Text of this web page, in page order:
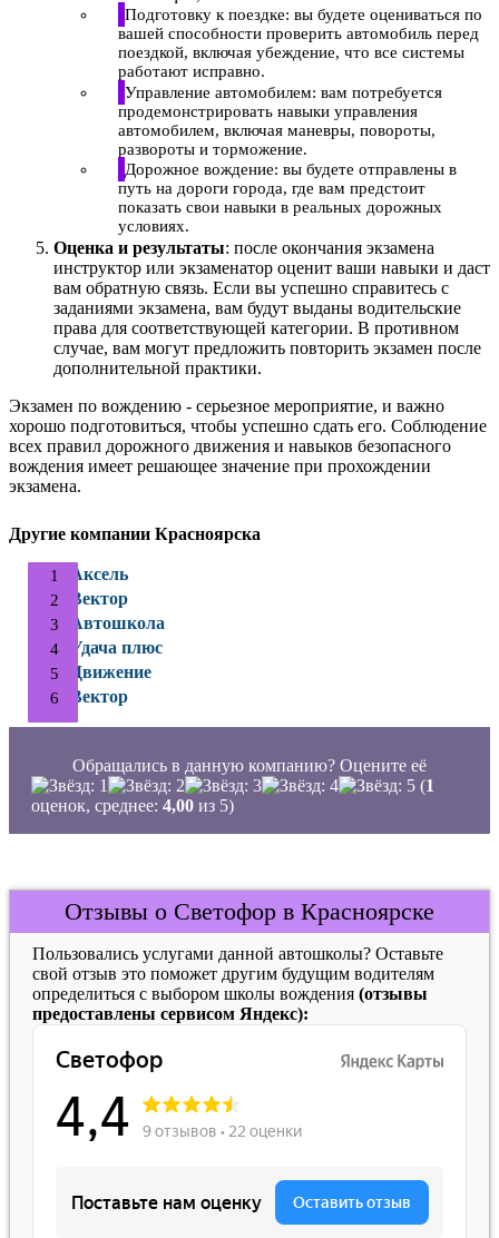
Подготовку к поездке: вы будете оцениваться по
вашей способности проверить автомобиль перед
поездкой, включая убеждение, что все системы
работают исправно.
Управление автомобилем: вам потребуется
продемонстрировать навыки управления
автомобилем, включая маневры, повороты,
развороты и торможение.
Дорожное вождение: вы будете отправлены в
путь на дороги города, где вам предстоит
показать свои навыки в реальных дорожных
условиях.
Оценка и результаты: после окончания экзамена
инструктор или экзаменатор оценит ваши навыки и даст
вам обратную связь. Если вы успешно справитесь с
заданиями экзамена, вам будут выданы водительские
права для соответствующей категории. В противном
случае, вам могут предложить повторить экзамен после
дополнительной практики.
Экзамен по вождению - серьезное мероприятие, и важно
хорошо подготовиться, чтобы успешно сдать его. Соблюдение
всех правил дорожного движения и навыков безопасного
вождения имеет решающее значение при прохождении
экзамена.
Другие компании Красноярска
Аксель
Вектор
Автошкола
Удача плюс
Движение
Вектор
Обращались в данную компанию? Оцените её
(1
оценок, среднее: 4,00 из 5)
Отзывы о Светофор в Красноярске
Пользовались услугами данной автошколы? Оставьте
свой отзыв это поможет другим будущим водителям
определиться с выбором школы вождения (отзывы
предоставлены сервисом Яндекс):